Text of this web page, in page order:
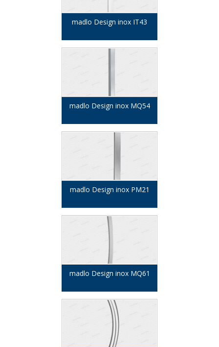
madlo Design inox IT43
madlo Design inox MQ54
madlo Design inox PM21
madlo Design inox MQ61